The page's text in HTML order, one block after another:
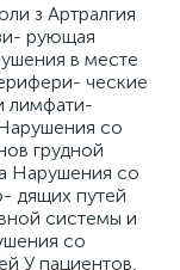
з Артралгия
рующая
в месте
ческие
лимфати-
со
грудной
Нарушения со
дящих путей
системы и
со
У пациентов,